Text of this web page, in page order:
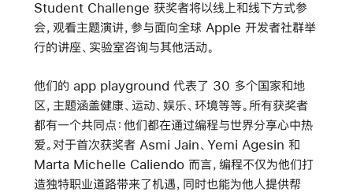
Student Challenge 获奖者将以线上和线下方式参
会，观看主题演讲，参与面向全球 Apple 开发者社群举
行的讲座、实验室咨询与其他活动。
他们的 app playground 代表了 30 多个国家和地
区，主题涵盖健康、运动、娱乐、环境等等。所有获奖者
都有一个共同点：他们都在通过编程与世界分享心中热
爱。对于首次获奖者 Asmi Jain、Yemi Agesin 和
Marta Michelle Caliendo 而言，编程不仅为他们打
造独特职业道路带来了机遇，同时也能为他人提供帮